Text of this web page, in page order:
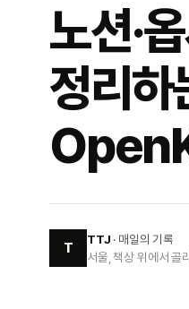
노션·
정리하
T
TTJ · 매일의 기록
서울, 책상 위에서 골